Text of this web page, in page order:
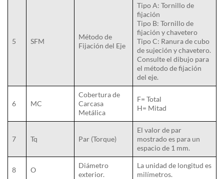
5 SFM
Método de
Fijación del Eje
Tipo A: Tornillo de
fijación
Tipo B: Tornillo de
fijación y chavetero
Tipo C: Ranura de cubo
de sujeción y chavetero.
Consulte el dibujo para
el método de fijación
del eje.
6 MC
Cobertura de
Carcasa
Metálica
F= Total
H= Mitad
7 Tq Par (Torque)
El valor de par
mostrado es para un
espacio de 1 mm.
8 O
Diámetro
exterior.
La unidad de longitud es
milímetros.